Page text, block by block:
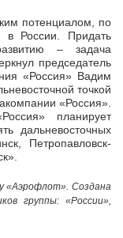
потенциалом, по
в России. Придать
– задача
председатель
«Россия» Вадим
точкой
«Россия».
планирует
дальневосточных
Петропавловск-
«Аэрофлот». Создана
группы: «России»,